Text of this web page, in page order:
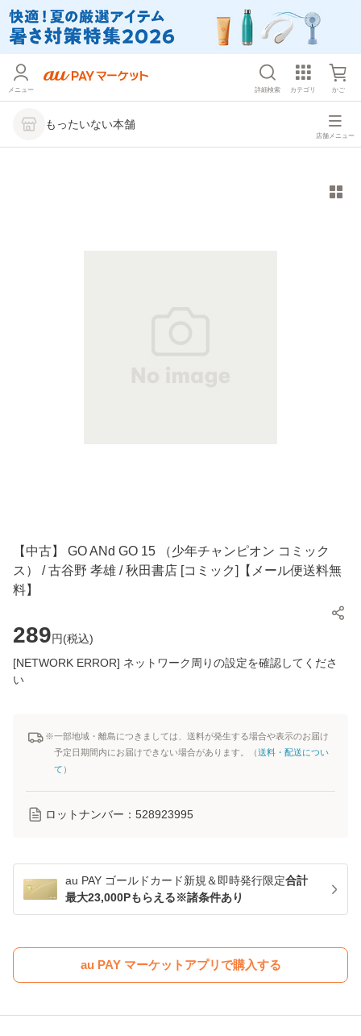
メニュー 詳細検索 カテゴリ かご
もったいない本舗
店舗メニュー
【中古】 GO ANd GO 15 （少年チャンピオン コミック
ス） / 古谷野 孝雄 / 秋田書店 [コミック]【メール便送料無
料】
289円(税込)
[NETWORK ERROR] ネットワーク周りの設定を確認してくださ
い
※一部地域・離島につきましては、送料が発生する場合や表示のお届け
予定日期間内にお届けできない場合があります。（送料・配送につい
て ）
ロットナンバー： 528923995
au PAY ゴールドカード新規＆即時発行限定合計
最大23,000Pもらえる※諸条件あり
au PAY マーケットアプリで購入する